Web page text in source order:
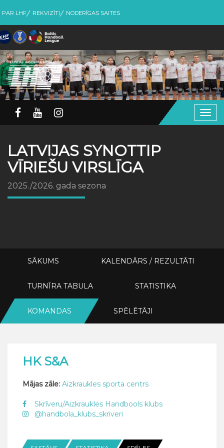
PAR LHF REKVIZĪTI NODERĪGAS SAITES
LATVIJAS SYNOTTIP
VĪRIEŠU VIRSLĪGA
2025./2026. gada sezona
SĀKUMS KALENDĀRS / REZULTĀTI
TURNĪRA TABULA STATISTIKA
KOMANDAS SPĒLĒTĀJI
HK S&A
Mājas zāle: Aizkraukles sporta centrs
Skrīveru/Aizkraukles Handbools klubs
@handbola_klubs_skriveri